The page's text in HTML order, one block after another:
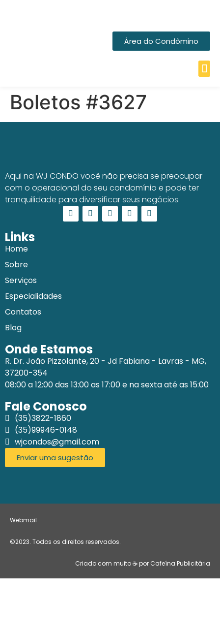
Área do Condômino
Boletos #3627
Aqui na WJ CONDO você não precisa se preocupar
com o operacional do seu condomínio e pode ter
tranquilidade para diversificar seus negócios.
Links
Home
Sobre
Serviços
Especialidades
Contatos
Blog
Onde Estamos
R. Dr. João Pizzolante, 20 - Jd Fabiana - Lavras - MG,
37200-354
08:00 a 12:00 das 13:00 as 17:00 e na sexta até as 15:00
Fale Conosco
(35)3822-1860
(35)99946-0148
wjcondos@gmail.com
Enviar uma sugestão
Webmail
©2023. Todos os direitos reservados.
Criado com muito ☕ por Cafeína Publicitária